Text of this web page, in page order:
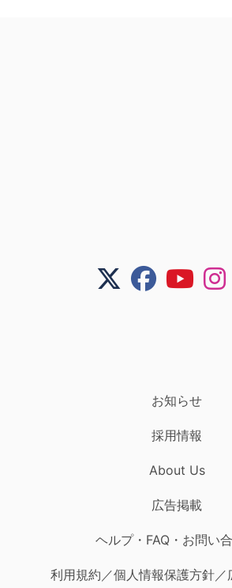
お知らせ
採用情報
About Us
広告掲載
ヘルプ・FAQ・お問い
利用規約／個人情報保護方針／